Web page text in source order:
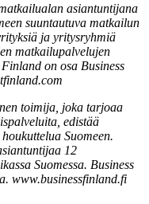
asiantuntijana
suuntautuva matkailun
ja yritysryhmiä
matkailupalvelujen
on osa Business
toimija, joka tarjoaa
edistää
Suomeen.
12
Suomessa. Business
www.businessfinland.fi